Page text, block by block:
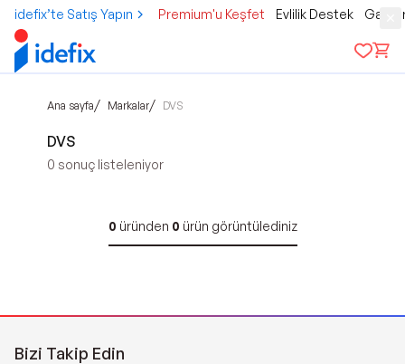
idefix’te Satış Yapın Premium'u Keşfet Evlilik Destek
Ana sayfa/ Markalar/ DVS
DVS
0 sonuç listeleniyor
0 üründen 0 ürün görüntülediniz
Bizi Takip Edin